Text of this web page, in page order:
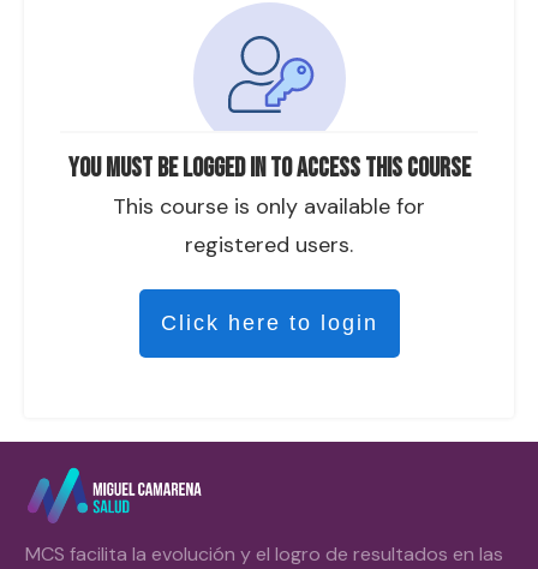
You must be logged in to access this course
This course is only available for
registered users.
Click here to login
MCS facilita la evolución y el logro de resultados en las